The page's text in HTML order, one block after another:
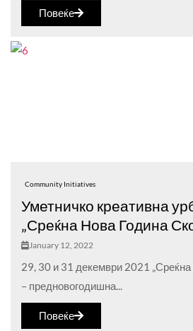
Повеќе
Community Initiatives
Уметничко креативна
„Среќна Нова Година
January 12, 2022
29, 30 и 31 декември 2021 „Среќна
– предновогодишна...
Повеќе